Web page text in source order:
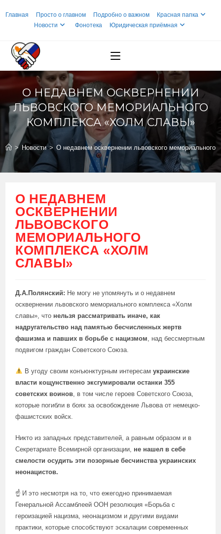
Главная Просто о главном Подробно о важном
Красная папка
Новости
Фонотека Юридическая приёмная
О НЕДАВНЕМ ОСКВЕРНЕНИИ
ЛЬВОВСКОГО МЕМОРИАЛЬНОГО
КОМПЛЕКСА «ХОЛМ СЛАВЫ»
> Новости > О недавнем осквернении львовского мемориального
О НЕДАВНЕМ
ОСКВЕРНЕНИИ
ЛЬВОВСКОГО
МЕМОРИАЛЬНОГО
КОМПЛЕКСА «ХОЛМ
СЛАВЫ»
Д.А.Полянский: Не могу не упомянуть и о недавнем
осквернении львовского мемориального комплекса «Холм
славы», что нельзя рассматривать иначе, как
надругательство над памятью бесчисленных жертв
фашизма и павших в борьбе с нацизмом, над бессмертным
подвигом граждан Советского Союза.
В угоду своим конъюнктурным интересам украинские
власти кощунственно эксгумировали останки 355
советских воинов, в том числе героев Советского Союза,
которые погибли в боях за освобождение Львова от немецко-
фашистских войск.
Никто из западных представителей, а равным образом и в
Секретариате Всемирной организации, не нашел в себе
смелости осудить эти позорные бесчинства украинских
неонацистов.
☝ И это несмотря на то, что ежегодно принимаемая
Генеральной Ассамблеей ООН резолюция «Борьба с
героизацией нацизма, неонацизмом и другими видами
практики, которые способствуют эскалации современных